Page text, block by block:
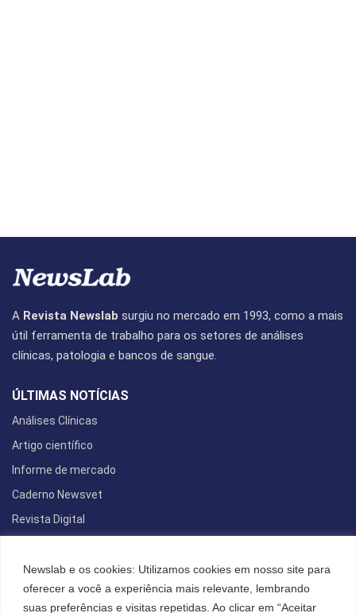
Newslab e os cookies: Utilizamos cookies em nosso site para
oferecer a você a experiência mais relevante, lembrando
suas preferências e visitas repetidas. Ao clicar em “Aceitar
A Revista Newslab surgiu no mercado em 1993, como a mais
útil ferramenta de trabalho para os setores de análises
clínicas, patologia e bancos de sangue.
ÚLTIMAS NOTÍCIAS
Análises Clínicas
Artigo científico
Informe de mercado
Caderno Newsvet
Revista Digital